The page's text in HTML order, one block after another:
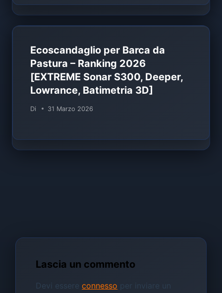
Ecoscandaglio per Barca da
Pastura – Ranking 2026
[EXTREME Sonar S300, Deeper,
Lowrance, Batimetria 3D]
Di 31 Marzo 2026
Lascia un commento
Devi essereconnesso per inviare un